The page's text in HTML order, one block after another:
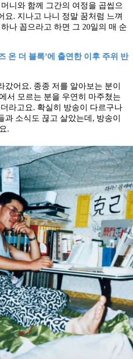
니와 함께 그간의 여정을 곱씹으
요. 지나고 나니 정말 꿈처럼 느껴
나 꼽으라고 하면 그 20일의 매 순
온 더 블록’에 출연한 이후 주위 반
갔어요. 종종 저를 알아보는 분이
서 모르는 분을 우연히 마주쳤는
라고요. 확실히 방송이 다르구나
과 소식도 끊고 살았는데, 방송이
.